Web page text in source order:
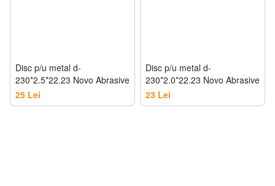
Disc p/u metal d-
230*2.5*22.23 Novo Abrasive
25 Lei
Disc p/u metal d-
230*2.0*22.23 Novo Abrasive
23 Lei